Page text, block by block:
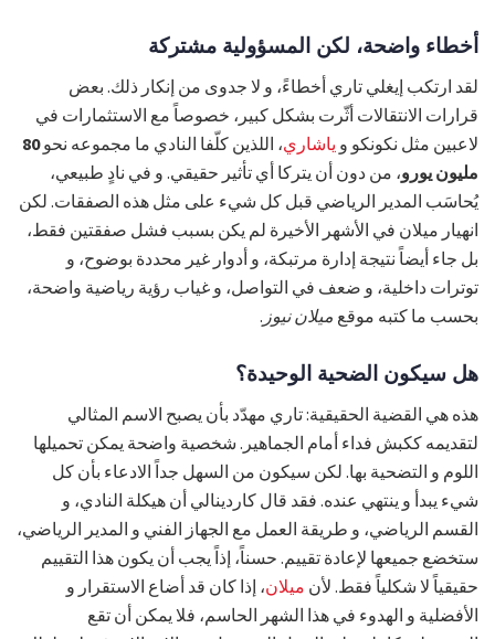
أخطاء واضحة، لكن المسؤولية مشتركة
لقد ارتكب إيغلي تاري أخطاءً، و لا جدوى من إنكار ذلك. بعض
قرارات الانتقالات أثّرت بشكل كبير، خصوصاً مع الاستثمارات في
لاعبين مثل نكونكو و ياشاري، اللذين كلّفا النادي ما مجموعه نحو80
مليون يورو، من دون أن يتركا أي تأثير حقيقي. و في نادٍ طبيعي،
يُحاسَب المدير الرياضي قبل كل شيء على مثل هذه الصفقات. لكن
انهيار ميلان في الأشهر الأخيرة لم يكن بسبب فشل صفقتين فقط،
بل جاء أيضاً نتيجة إدارة مرتبكة، و أدوار غير محددة بوضوح، و
توترات داخلية، و ضعف في التواصل، و غياب رؤية رياضية واضحة،
بحسب ما كتبه موقع ميلان نيوز .
هل سيكون الضحية الوحيدة؟
هذه هي القضية الحقيقية: تاري مهدّد بأن يصبح الاسم المثالي
لتقديمه ككبش فداء أمام الجماهير. شخصية واضحة يمكن تحميلها
اللوم و التضحية بها. لكن سيكون من السهل جداً الادعاء بأن كل
شيء يبدأ و ينتهي عنده. فقد قال كاردينالي أن هيكلة النادي، و
القسم الرياضي، و طريقة العمل مع الجهاز الفني و المدير الرياضي،
ستخضع جميعها لإعادة تقييم. حسناً، إذاً يجب أن يكون هذا التقييم
حقيقياً لا شكلياً فقط. لأن ميلان، إذا كان قد أضاع الاستقرار و
الأفضلية و الهدوء في هذا الشهر الحاسم، فلا يمكن أن تقع